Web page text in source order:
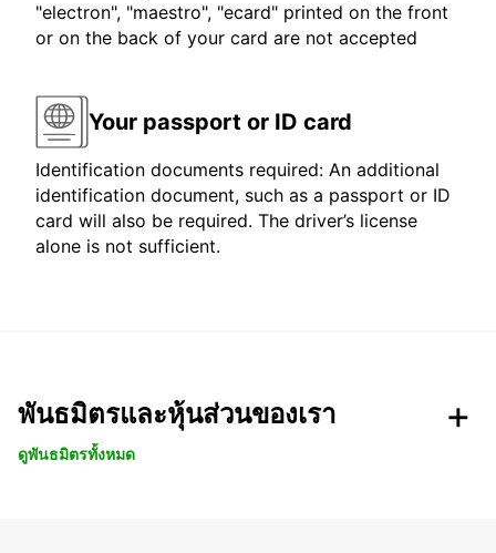
"electron", "maestro", "ecard" printed on the front
or on the back of your card are not accepted
Your passport or ID card
Identification documents required: An additional
identification document, such as a passport or ID
card will also be required. The driver’s license
alone is not sufficient.
พันธมิตรและหุ้นส่วนของเรา
ดูพันธมิตรทั้งหมด